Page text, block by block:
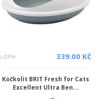
s DPH 339.00 Kč
Kočkolit BRIT Fresh for Cats
Excellent Ultra Ben...